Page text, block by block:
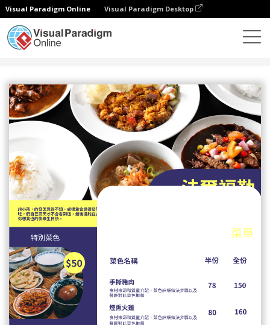
Visual Paradigm Online Visual Paradigm Desktop